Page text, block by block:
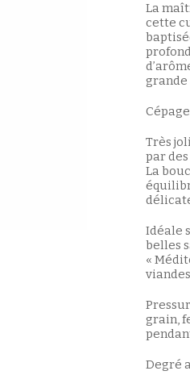
La
cette
grande
Très
par
La
Idéale
belles
«
grain,
Degré